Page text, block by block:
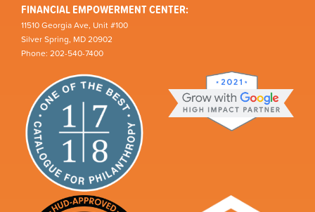
FINANCIAL EMPOWERMENT CENTER:
11510 Georgia Ave, Unit #100
Silver Spring, MD 20902
Phone: 202-540-7400